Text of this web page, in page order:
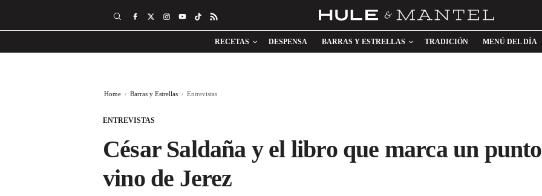
RECETAS DESPENSA BARRAS Y ESTRELLAS TRADICIÓN MENÚ DEL DÍA
Home Barras y Estrellas Entrevistas
ENTREVISTAS
César Saldaña y el libro que marca un
vino de Jerez